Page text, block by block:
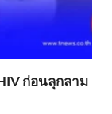
ก่อนลุกลาม